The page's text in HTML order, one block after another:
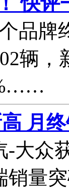
品牌
辆
月
-大众
销量